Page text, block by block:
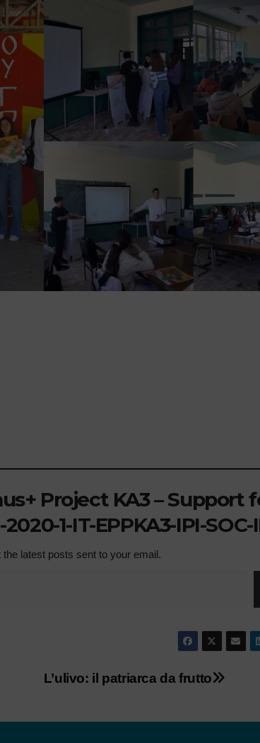
Project KA3 – Support
1-IT-EPPKA3-IPI-SOC-
the latest posts sent to your email.
L’ulivo: il patriarca da frutto